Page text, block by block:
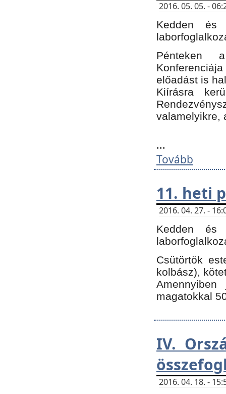
2016. 05. 05. -
Kedden és
Pénteken
előadást is
Kiírásra
valamelyikre,
...
Tovább
11. heti
2016. 04. 27. -
Kedden és
Csütörtök
kolbász),
Amennyiben
magatokkal
IV.
2016. 04. 18. -